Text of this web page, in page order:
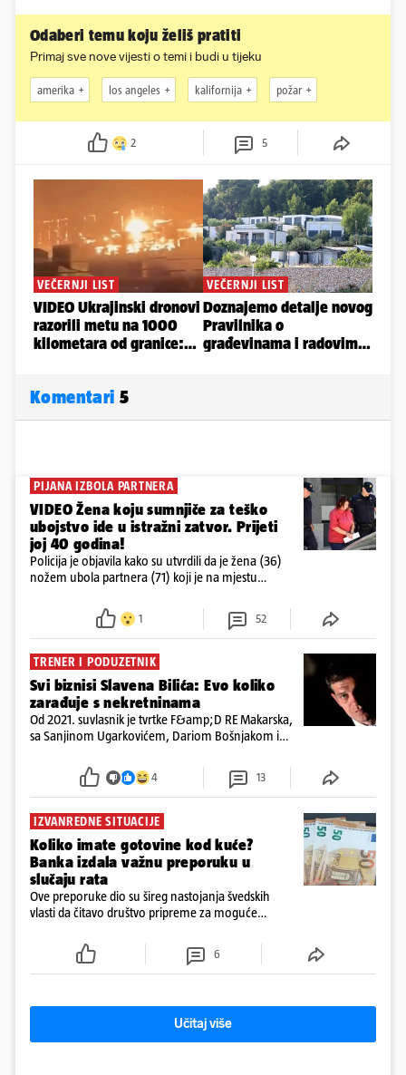
Odaberi temu koju želiš pratiti
Primaj sve nove vijesti o temi i budi u tijeku
amerika los angeles kalifornija požar
2 5
Komentari 5
PIJANA IZBOLA PARTNERA
VIDEO Žena koju sumnjiče za teško
ubojstvo ide u istražni zatvor. Prijeti
joj 40 godina!
Policija je objavila kako su utvrdili da je žena (36)
nožem ubola partnera (71) koji je na mjestu
ispitali i poslali u istražni zatvor
1 52
TRENER I PODUZETNIK
Svi biznisi Slavena Bilića: Evo koliko
zarađuje s nekretninama
Od 2021. suvlasnik je tvrtke F&amp;D RE Makarska,
sa Sanjinom Ugarkovićem, Dariom Bošnjakom i
poslovanje nekretninama, a od osnutka nema
zaposlenih
4 13
IZVANREDNE SITUACIJE
Koliko imate gotovine kod kuće?
Banka izdala važnu preporuku u
slučaju rata
Ove preporuke dio su šireg nastojanja švedskih
vlasti da čitavo društvo pripreme za moguće
6
Učitaj više